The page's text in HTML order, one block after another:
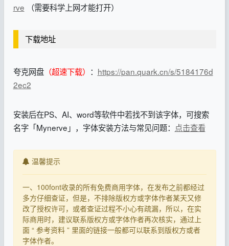
rve （需要科学上网才能打开）
下载地址
夸克网盘（超速下载） ： https://pan.quark.cn/s/5184176d
2ec2
安装后在PS、AI、word等软件中若找不到该字体，可搜索
名字「Mynerve」，字体安装方法与常见问题： 点击查看
温馨提示
一、100font收录的所有免费商用字体，在发布之前都经过
多方仔细查证，但是，不排除版权方或字体作者某天又修
改了授权许可，或者查证过程不小心有疏漏，所以，在实
际商用时，建议联系版权方或字体作者再次核实，通过上
面 “ 参考资料 ” 里面的链接一般都可以联系到版权方或者
字体作者。